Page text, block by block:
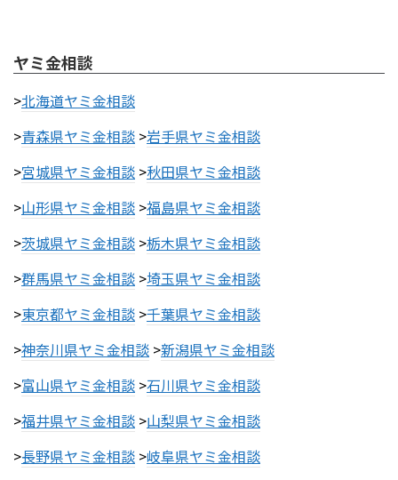
ヤミ金相談
>北海道ヤミ金相談
>青森県ヤミ金相談 >岩手県ヤミ金相談
>宮城県ヤミ金相談 >秋田県ヤミ金相談
>山形県ヤミ金相談 >福島県ヤミ金相談
>茨城県ヤミ金相談 >栃木県ヤミ金相談
>群馬県ヤミ金相談 >埼玉県ヤミ金相談
>東京都ヤミ金相談 >千葉県ヤミ金相談
>神奈川県ヤミ金相談 >新潟県ヤミ金相談
>富山県ヤミ金相談 >石川県ヤミ金相談
>福井県ヤミ金相談 >山梨県ヤミ金相談
>長野県ヤミ金相談 >岐阜県ヤミ金相談